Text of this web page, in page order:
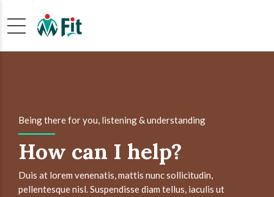
Being there for you, listening & understanding
How can I help?
Duis at lorem venenatis, mattis nunc sollicitudin,
pellentesque nisl. Suspendisse diam tellus, iaculis ut